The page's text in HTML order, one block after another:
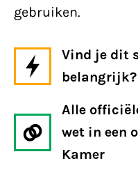
gebruiken.
Vind je dit
belangrijk?
Alle
wet in een
Kamer